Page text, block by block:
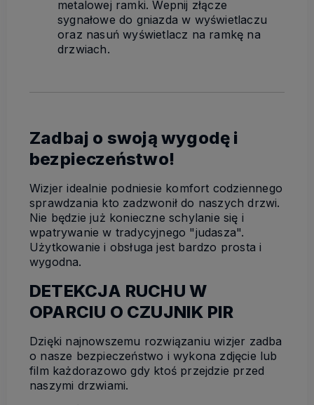
metalowej ramki. Wepnij złącze
sygnałowe do gniazda w wyświetlaczu
oraz nasuń wyświetlacz na ramkę na
drzwiach.
Zadbaj o swoją wygodę i
bezpieczeństwo!
Wizjer idealnie podniesie komfort codziennego
sprawdzania kto zadzwonił do naszych drzwi.
Nie będzie już konieczne schylanie się i
wpatrywanie w tradycyjnego "judasza".
Użytkowanie i obsługa jest bardzo prosta i
wygodna.
DETEKCJA RUCHU W
OPARCIU O CZUJNIK PIR
Dzięki najnowszemu rozwiązaniu wizjer zadba
o nasze bezpieczeństwo i wykona zdjęcie lub
film każdorazowo gdy ktoś przejdzie przed
naszymi drzwiami.